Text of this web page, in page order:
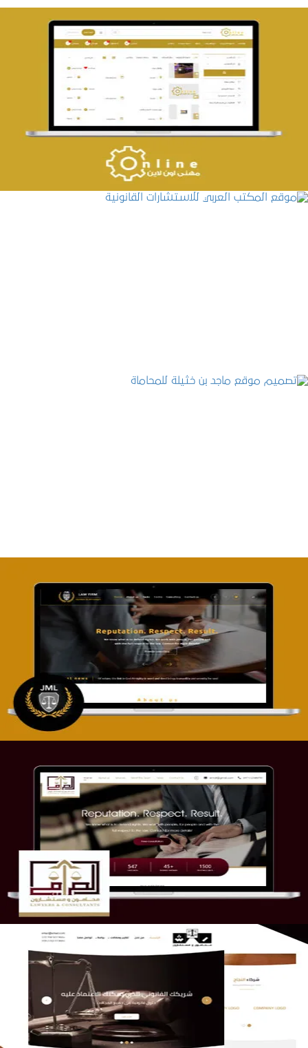
تصميم حراج مهنى
التفاصيل
تصميم موقع آل جبار والمزارقة للمحاماة
التفاصيل
موقع الصرامي للمحاماة
التفاصيل
الريس والشعلان للمحاماة
التفاصيل